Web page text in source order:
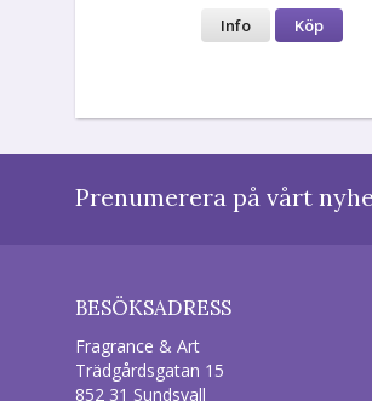
Info Köp
Prenumerera på vårt
BESÖKSADRESS
Fragrance & Art
Trädgårdsgatan 15
852 31 Sundsvall